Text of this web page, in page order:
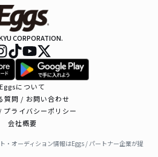
CORPORATION.
Eggsについて
質問 / お問い合わせ
プライバシーポリシー
会社概要
・オーディション情報はEggs / パートナー企業が提